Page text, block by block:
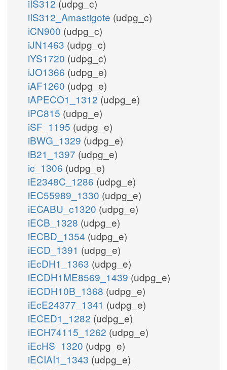
iIS312 (udpg_c)
iIS312_Amastigote (udpg_c)
iCN900 (udpg_c)
iJN1463 (udpg_c)
iYS1720 (udpg_c)
iJO1366 (udpg_e)
iAF1260 (udpg_e)
iAPECO1_1312 (udpg_e)
iPC815 (udpg_e)
iSF_1195 (udpg_e)
iBWG_1329 (udpg_e)
iB21_1397 (udpg_e)
ic_1306 (udpg_e)
iE2348C_1286 (udpg_e)
iEC55989_1330 (udpg_e)
iECABU_c1320 (udpg_e)
iECB_1328 (udpg_e)
iECBD_1354 (udpg_e)
iECD_1391 (udpg_e)
iEcDH1_1363 (udpg_e)
iECDH1ME8569_1439 (udpg_e)
iECDH10B_1368 (udpg_e)
iEcE24377_1341 (udpg_e)
iECED1_1282 (udpg_e)
iECH74115_1262 (udpg_e)
iEcHS_1320 (udpg_e)
iECIAI1_1343 (udpg_e)